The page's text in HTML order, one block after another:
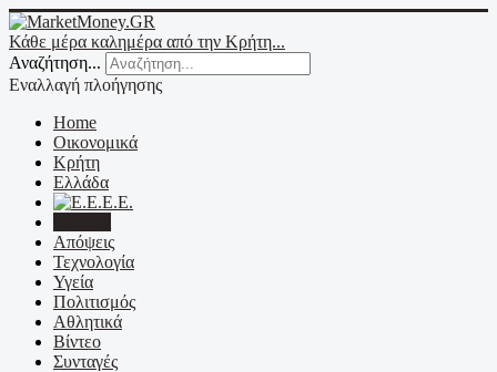
Κάθε μέρα καλημέρα από την Κρήτη...
Αναζήτηση...
Εναλλαγή πλοήγησης
Home
Οικονομικά
Κρήτη
Ελλάδα
Ε.Ε.
Απόψεις
Τεχνολογία
Υγεία
Πολιτισμός
Αθλητικά
Βίντεο
Συνταγές